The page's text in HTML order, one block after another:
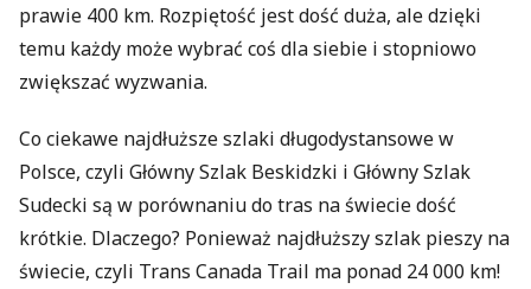
prawie 400 km. Rozpiętość jest dość duża, ale dzięki
temu każdy może wybrać coś dla siebie i stopniowo
zwiększać wyzwania.
Co ciekawe najdłuższe szlaki długodystansowe w
Polsce, czyli Główny Szlak Beskidzki i Główny Szlak
Sudecki są w porównaniu do tras na świecie dość
krótkie. Dlaczego? Ponieważ najdłuższy szlak pieszy na
świecie, czyli Trans Canada Trail ma ponad 24 000 km!